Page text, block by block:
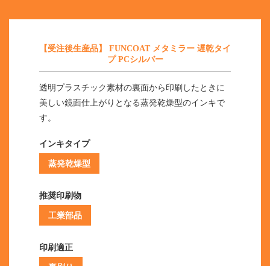
【受注後生産品】 FUNCOAT メタミラー 遅乾タイ
プ PCシルバー
透明プラスチック素材の裏面から印刷したときに
美しい鏡面仕上がりとなる蒸発乾燥型のインキで
す。
インキタイプ
蒸発乾燥型
推奨印刷物
工業部品
印刷適正